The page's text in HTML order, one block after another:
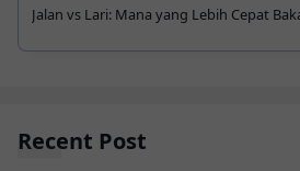
Jalan vs Lari: Mana yang Lebih Cepat
Recent Post